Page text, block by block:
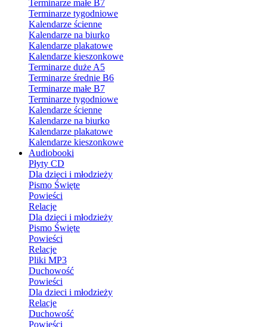
Terminarze małe B7
Terminarze tygodniowe
Kalendarze ścienne
Kalendarze na biurko
Kalendarze plakatowe
Kalendarze kieszonkowe
Terminarze duże A5
Terminarze średnie B6
Terminarze małe B7
Terminarze tygodniowe
Kalendarze ścienne
Kalendarze na biurko
Kalendarze plakatowe
Kalendarze kieszonkowe
Audiobooki
Płyty CD
Dla dzieci i młodzieży
Pismo Święte
Powieści
Relacje
Dla dzieci i młodzieży
Pismo Święte
Powieści
Relacje
Pliki MP3
Duchowość
Powieści
Dla dzieci i młodzieży
Relacje
Duchowość
Powieści